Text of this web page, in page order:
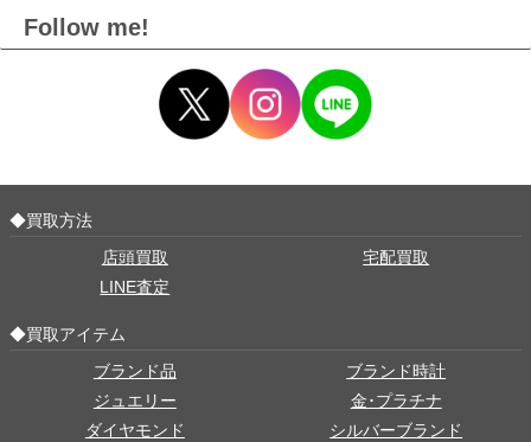
Follow me!
◆買取方法
店頭買取
宅配買取
LINE査定
◆買取アイテム
ブランド品
ブランド時計
ジュエリー
金･プラチナ
ダイヤモンド
シルバーブランド